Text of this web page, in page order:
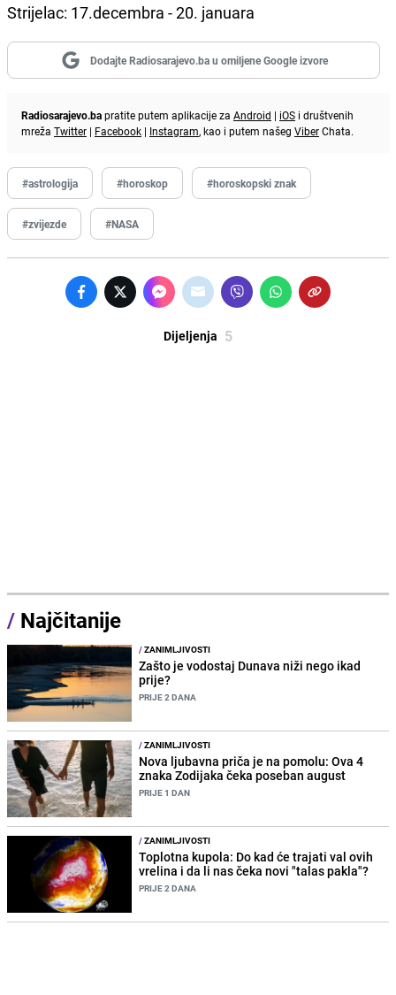
Strijelac: 17.decembra - 20. januara
Dodajte Radiosarajevo.ba u omiljene Google izvore
Radiosarajevo.bapratite putem aplikacije za Android | iOS i društvenih
mreža Twitter | Facebook | Instagram, kao i putem našeg ViberChata.
#astrologija #horoskop #horoskopski znak
#zvijezde #NASA
Dijeljenja 5
/ Najčitanije
/ZANIMLJIVOSTI
Zašto je vodostaj Dunava niži nego ikad
prije?
PRIJE 2 DANA
/ZANIMLJIVOSTI
Nova ljubavna priča je na pomolu: Ova 4
znaka Zodijaka čeka poseban august
PRIJE 1 DAN
/ZANIMLJIVOSTI
Toplotna kupola: Do kad će trajati val ovih
vrelina i da li nas čeka novi "talas pakla"?
PRIJE 2 DANA